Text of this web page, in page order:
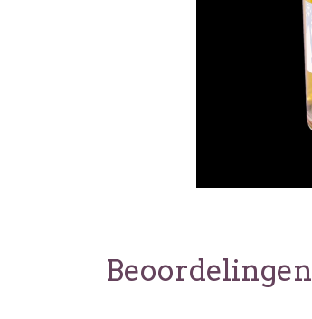
Beoordelingen